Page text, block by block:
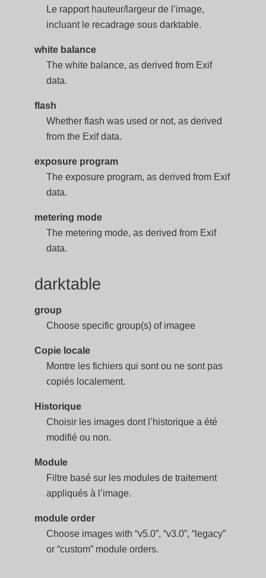
Le rapport hauteur/largeur de l’image,
incluant le recadrage sous darktable.
white balance
The white balance, as derived from Exif
data.
flash
Whether flash was used or not, as derived
from the Exif data.
exposure program
The exposure program, as derived from Exif
data.
metering mode
The metering mode, as derived from Exif
data.
darktable
group
Choose specific group(s) of imagee
Copie locale
Montre les fichiers qui sont ou ne sont pas
copiés localement.
Historique
Choisir les images dont l’historique a été
modifié ou non.
Module
Filtre basé sur les modules de traitement
appliqués à l’image.
module order
Choose images with “v5.0”, “v3.0”, “legacy”
or “custom” module orders.